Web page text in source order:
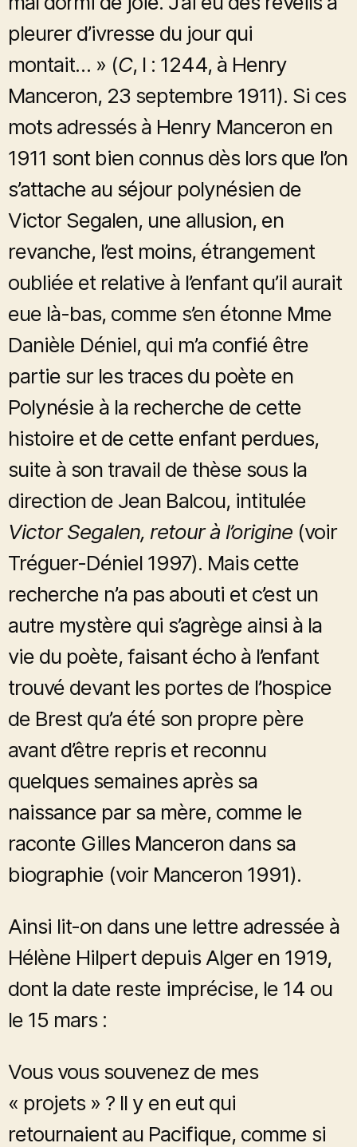
pleurer d’ivresse du jour qui
montait… » (C, I : 1244, à Henry
Manceron, 23 septembre 1911). Si ces
mots adressés à Henry Manceron en
1911 sont bien connus dès lors que l’on
s’attache au séjour polynésien de
Victor Segalen, une allusion, en
revanche, l’est moins, étrangement
oubliée et relative à l’enfant qu’il aurait
eue là-bas, comme s’en étonne Mme
Danièle Déniel, qui m’a confié être
partie sur les traces du poète en
Polynésie à la recherche de cette
histoire et de cette enfant perdues,
suite à son travail de thèse sous la
direction de Jean Balcou, intitulée
Victor Segalen, retour à l’origine (voir
Tréguer-Déniel 1997). Mais cette
recherche n’a pas abouti et c’est un
autre mystère qui s’agrège ainsi à la
vie du poète, faisant écho à l’enfant
trouvé devant les portes de l’hospice
de Brest qu’a été son propre père
avant d’être repris et reconnu
quelques semaines après sa
naissance par sa mère, comme le
raconte Gilles Manceron dans sa
biographie (voir Manceron 1991).
Ainsi lit-on dans une lettre adressée à
Hélène Hilpert depuis Alger en 1919,
dont la date reste imprécise, le 14 ou
le 15 mars :
Vous vous souvenez de mes
« projets » ? Il y en eut qui
retournaient au Pacifique, comme si